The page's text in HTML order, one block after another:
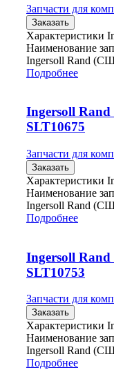
Запчасти для
Заказать
Характеристики
Наименование
Ingersoll Rand
Подробнее
Ingersoll
SLT10675
Запчасти для
Заказать
Характеристики
Наименование
Ingersoll Rand
Подробнее
Ingersoll
SLT10753
Запчасти для
Заказать
Характеристики
Наименование
Ingersoll Rand
Подробнее